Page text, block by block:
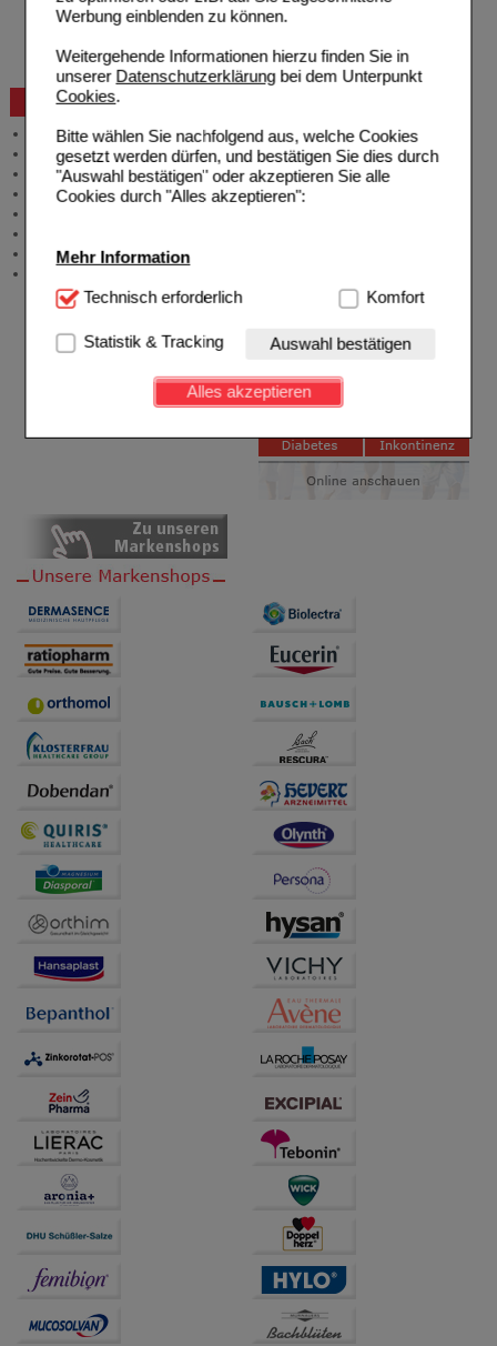
Werbung einblenden zu können.
Weitergehende Informationen hierzu finden Sie in
unserer Datenschutzerklärungbei dem Unterpunkt
Cookies.
Bitte wählen Sie nachfolgend aus, welche Cookies
gesetzt werden dürfen, und bestätigen Sie dies durch
"Auswahl bestätigen" oder akzeptieren Sie alle
Cookies durch "Alles akzeptieren":
Mehr Information
Technisch Notwendig:Hierbei handelt es sich um
Website notwendig sind (z.B. Navigation, Warenkorb,
Kundenkonto), weshalb auf diese nicht verzichtet
werden kann.
Einkaufserlebnis noch ansprechender zu gestalten,
beispielsweise für die Wiedererkennung des
Besuchers oder unsere Seite an bevorzugte
anzupassen. Komfort-Cookies ermöglichen es uns
auch auf Ihre Bedürfnisse zugeschrittene Inhalte
anzuzeigen und unser Partnerprogramm zu
betreiben.
Statistik & Tracking:
Hierüber lassen sich
unserer Website sammeln, mit deren Hilfe wir unsere
Website weiter für Sie optimieren können, den Inhalt
auf unserer Website aber auch die Werbung auf
Bitte beachten Sie, dass Daten hierfür teilweise an
Dritte wie z.B. Google oder soziale Medien
Technisch erforderlich Komfort
Statistik & Tracking Auswahl bestätigen
Alles akzeptieren
Reklamation
Widerrufsformular
Bestellschein
Beratung und Service
Allgemeine Information
Produktberatung
Meldung Arzneimittelrisiken
Zuzahlungsfreie Arzneien
Neukundenprämie